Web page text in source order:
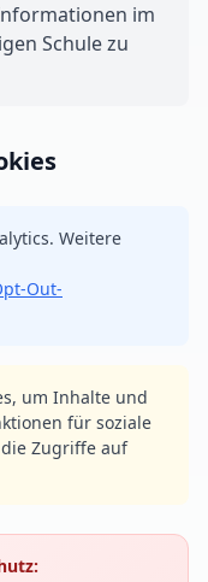
im
Schule zu
Weitere
Out-
um Inhalte und
für soziale
Zugriffe auf